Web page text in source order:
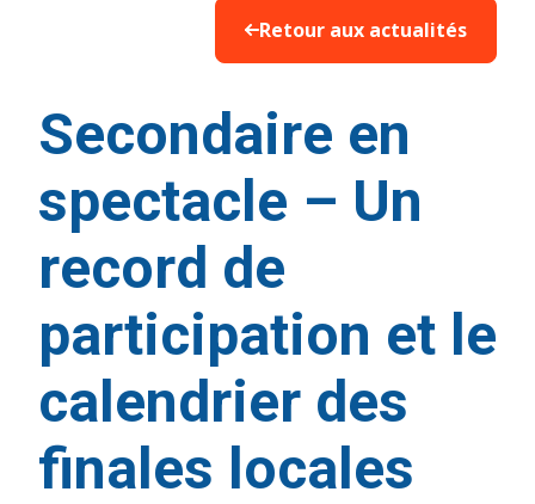
Retour aux actualités
Secondaire en
spectacle – Un
record de
participation et le
calendrier des
finales locales